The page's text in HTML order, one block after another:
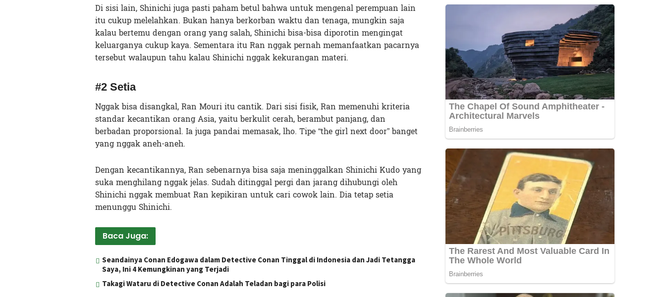
Di sisi lain, Shinichi juga pasti paham betul bahwa untuk mengenal perempuan lain
itu cukup melelahkan. Bukan hanya berkorban waktu dan tenaga, mungkin saja
kalau bertemu dengan orang yang salah, Shinichi bisa-bisa diporotin mengingat
keluarganya cukup kaya. Sementara itu Ran nggak pernah memanfaatkan pacarnya
tersebut walaupun tahu kalau Shinichi nggak kekurangan materi.
#2 Setia
Nggak bisa disangkal, Ran Mouri itu cantik. Dari sisi fisik, Ran memenuhi kriteria
standar kecantikan orang Asia, yaitu berkulit cerah, berambut panjang, dan
berbadan proporsional. Ia juga pandai memasak, lho. Tipe “the girl next door” banget
yang nggak aneh-aneh.
Dengan kecantikannya, Ran sebenarnya bisa saja meninggalkan Shinichi Kudo yang
suka menghilang nggak jelas. Sudah ditinggal pergi dan jarang dihubungi oleh
Shinichi nggak membuat Ran kepikiran untuk cari cowok lain. Dia tetap setia
menunggu Shinichi.
Baca Juga:
Seandainya Conan Edogawa dalam Detective Conan Tinggal di Indonesia dan Jadi Tetangga
Saya, Ini 4 Kemungkinan yang Terjadi
Takagi Wataru di Detective Conan Adalah Teladan bagi para Polisi